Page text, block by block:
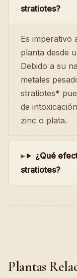
stratiotes?
Es imperativo
planta desde
Debido a su
metales
stratiotes*
de
zinc o plata.
¿Qué
stratiotes?
Plantas